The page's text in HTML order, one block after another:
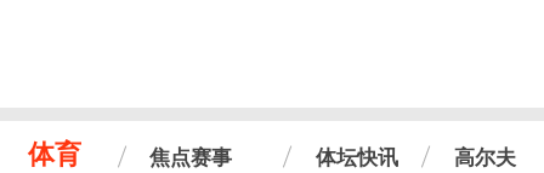
体育 焦点赛事 体坛快讯 高尔夫